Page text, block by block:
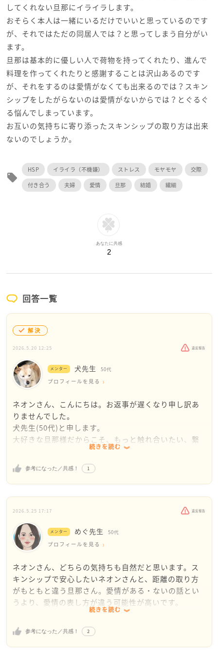
してくれない旦那にイライラします。
おそらく本人は一緒にいるだけでいいと思っているのです
が、それではただの同居人では？と思ってしまう自分がい
ます。
旦那は基本的に優しい人で荷物を持ってくれたり、進んで
料理を作ってくれたりと感謝することは沢山あるのです
が、それをするのは愛情がなくても出来るのでは？スキン
シップをしたがらないのは愛情がないからでは？とぐるぐ
る悩んでしまっています。
お互いの気持ちに寄り添ったスキンシップの取り方は出来
ないのでしょうか。
local_offer
HSP イライラ（不機嫌） ストレス モヤモヤ
交際
付き合う
夫婦 愛情 旦那 結婚 繊細
あなたに共感
2
回答一覧
解決
2026.5.20 12:25 違反報告
メンター 犬先生 50代
プロフィールを見る
ネオンさん、こんにちは。お返事が遅くなり申し訳あ
りませんでした。
犬先生(50代)と申します。
大好きな旦那様だからこそ、もっと触れ合いたい、繋
がっていたいと思うのは、夫婦として当然の感情です
よ。なのに、勇気を出して伸ばした手を拒まれてしま
ったり、「めんどくさい」なんて言われたら、悲しく
なってしまいますよね。自分から近づくのが怖くなっ
てしまうお気持ち、それはそうだと思いました。
ネオンさんが「ただの同居人では？」とモヤモヤする
のも、旦那様の優しさに感謝しつつも「これって愛情
なの？」と悩んでしまうのも、それだけ旦那様との絆
を大切にしたいからこそですよね。そのお気持は本当
でも、旦那様がスキンシップをしがらないのは、決し
てネオンさんへの「愛情がないから」ではないと思い
ます。
男性の中には、一緒にいることや、料理を作る、荷物
を持つといった「行動で役に立つこと」＝「自分なり
の愛情表現」だと信じている人が意外と多いみたいで
す。言葉や肌の触れ合いがなくても、同じ空間で穏や
かに過ごせていること自体が、旦那様にとっては最大
続きを読む
参考になった／共感！ 1
2026.5.25 17:17 違反報告
メンター めぐ先生 50代
プロフィールを見る
ネオンさん、どちらの気持ちも自然だと思います。ス
キンシップで安心したいネオンさんと、距離の取り方
がもともと違う旦那さん。愛情がある・ないの話とい
うより、愛情の表し方が違う可能性が高いです。
まず大事なのは、ハグや手をつなぐことを「してほし
い」と伝えるのと同時に、怒り方を見直すことです。
旦那さんは拒否したいというより、「気を使って疲れ
続きを読む
参考になった／共感！ 2